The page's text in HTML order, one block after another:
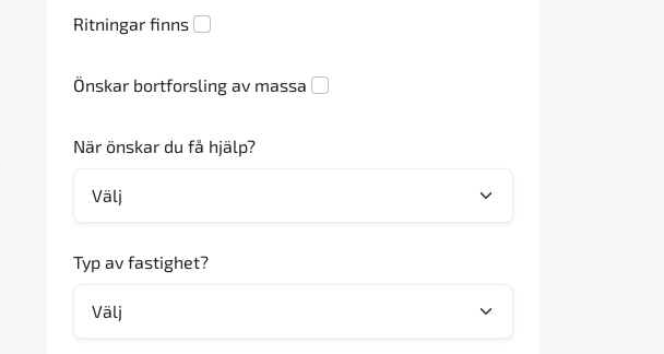
Ritningar finns
Önskar bortforsling av massa
När önskar du få hjälp?
Typ av fastighet?